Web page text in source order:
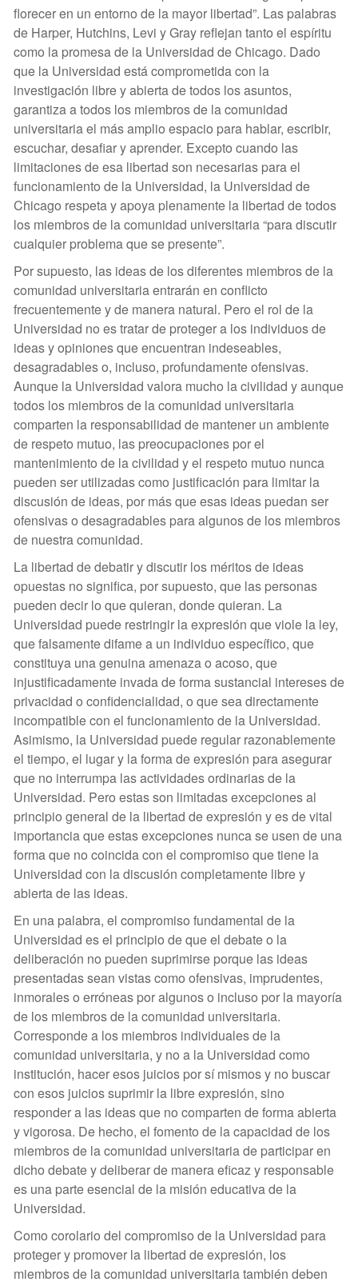
florecer en un entorno de la mayor libertad”. Las palabras
de Harper, Hutchins, Levi y Gray reflejan tanto el espíritu
como la promesa de la Universidad de Chicago. Dado
que la Universidad está comprometida con la
investigación libre y abierta de todos los asuntos,
garantiza a todos los miembros de la comunidad
universitaria el más amplio espacio para hablar, escribir,
escuchar, desafiar y aprender. Excepto cuando las
limitaciones de esa libertad son necesarias para el
funcionamiento de la Universidad, la Universidad de
Chicago respeta y apoya plenamente la libertad de todos
los miembros de la comunidad universitaria “para discutir
cualquier problema que se presente”.
Por supuesto, las ideas de los diferentes miembros de la
comunidad universitaria entrarán en conflicto
frecuentemente y de manera natural. Pero el rol de la
Universidad no es tratar de proteger a los individuos de
ideas y opiniones que encuentran indeseables,
desagradables o, incluso, profundamente ofensivas.
Aunque la Universidad valora mucho la civilidad y aunque
todos los miembros de la comunidad universitaria
comparten la responsabilidad de mantener un ambiente
de respeto mutuo, las preocupaciones por el
mantenimiento de la civilidad y el respeto mutuo nunca
pueden ser utilizadas como justificación para limitar la
discusión de ideas, por más que esas ideas puedan ser
ofensivas o desagradables para algunos de los miembros
de nuestra comunidad.
La libertad de debatir y discutir los méritos de ideas
opuestas no significa, por supuesto, que las personas
pueden decir lo que quieran, donde quieran. La
Universidad puede restringir la expresión que viole la ley,
que falsamente difame a un individuo específico, que
constituya una genuina amenaza o acoso, que
injustificadamente invada de forma sustancial intereses de
privacidad o confidencialidad, o que sea directamente
incompatible con el funcionamiento de la Universidad.
Asimismo, la Universidad puede regular razonablemente
el tiempo, el lugar y la forma de expresión para asegurar
que no interrumpa las actividades ordinarias de la
Universidad. Pero estas son limitadas excepciones al
principio general de la libertad de expresión y es de vital
importancia que estas excepciones nunca se usen de una
forma que no coincida con el compromiso que tiene la
Universidad con la discusión completamente libre y
abierta de las ideas.
En una palabra, el compromiso fundamental de la
Universidad es el principio de que el debate o la
deliberación no pueden suprimirse porque las ideas
presentadas sean vistas como ofensivas, imprudentes,
inmorales o erróneas por algunos o incluso por la mayoría
de los miembros de la comunidad universitaria.
Corresponde a los miembros individuales de la
comunidad universitaria, y no a la Universidad como
institución, hacer esos juicios por sí mismos y no buscar
con esos juicios suprimir la libre expresión, sino
responder a las ideas que no comparten de forma abierta
y vigorosa. De hecho, el fomento de la capacidad de los
miembros de la comunidad universitaria de participar en
dicho debate y deliberar de manera eficaz y responsable
es una parte esencial de la misión educativa de la
Universidad.
Como corolario del compromiso de la Universidad para
proteger y promover la libertad de expresión, los
miembros de la comunidad universitaria también deben